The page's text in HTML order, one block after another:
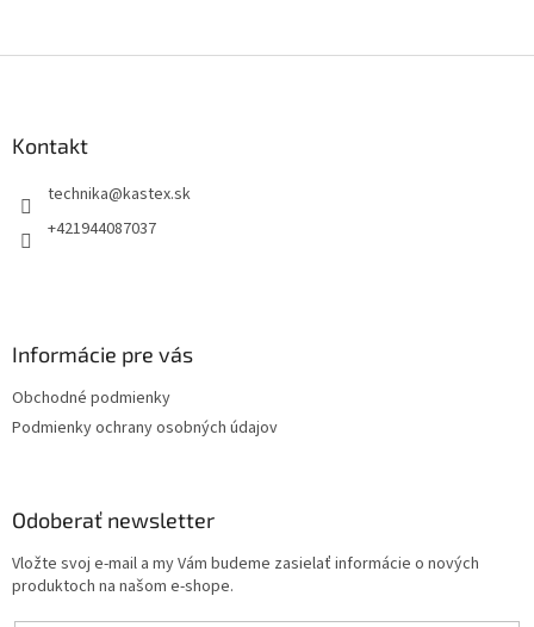
Kontakt
technika@kastex.sk
+421944087037
Informácie pre vás
Obchodné podmienky
Podmienky ochrany osobných údajov
Odoberať newsletter
Vložte svoj e-mail a my Vám budeme zasielať informácie o nových
produktoch na našom e-shope.